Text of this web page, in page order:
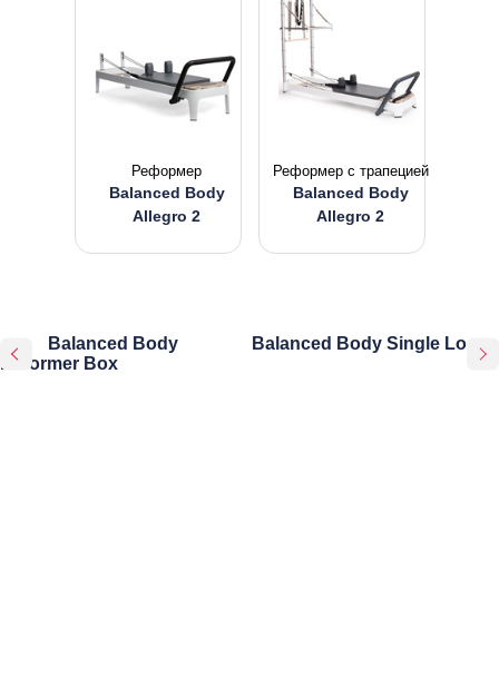
Реформер
Balanced Body
Allegro 2
Реформер с трапецией
Balanced Body
Allegro 2
Balanced Body
Reformer Box
Balanced Body Single Loops